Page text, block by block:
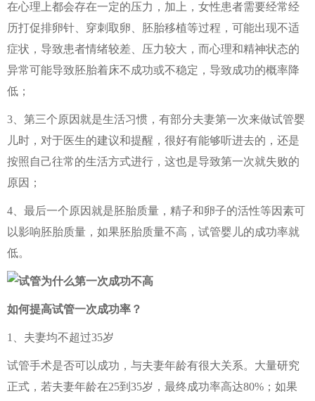
在心理上都会存在一定的压力，加上，女性患者需要经常经
历打促排卵针、穿刺取卵、胚胎移植等过程，可能出现不适
症状，导致患者情绪较差、压力较大，而心理和精神状态的
异常可能导致胚胎着床不成功或不稳定，导致成功的概率降
低；
3、第三个原因就是生活习惯，有部分夫妻第一次来做试管婴
儿时，对于医生的建议和提醒，很好有能够听进去的，还是
按照自己往常的生活方式进行，这也是导致第一次就失败的
原因；
4、最后一个原因就是胚胎质量，精子和卵子的活性等因素可
以影响胚胎质量，如果胚胎质量不高，试管婴儿的成功率就
低。
如何提高试管一次成功率？
1、夫妻均不超过35岁
试管手术是否可以成功，与夫妻年龄有很大关系。大量研究
正式，若夫妻年龄在25到35岁，最终成功率高达80%；如果